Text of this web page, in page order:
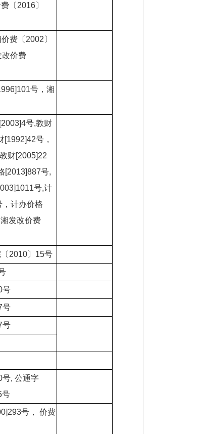
〔2016〕
费〔2002〕
改价费
号，湘
号,教财
号，
财[2005]22
[2013]887号,
号,计
，计办价格
发改价费
2010〕15号
号
号
号
号, 公通字
号
号， 价费